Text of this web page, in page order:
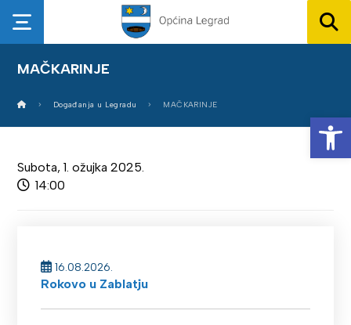
MAČKARINJE
Događanja u Legradu MAČKARINJE
Subota, 1. ožujka 2025.
14:00
16.08.2026.
Rokovo u Zablatju